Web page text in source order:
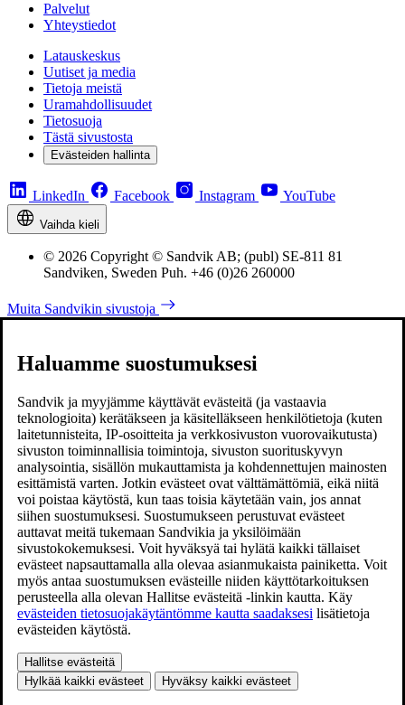
Palvelut
Yhteystiedot
Latauskeskus
Uutiset ja media
Tietoja meistä
Uramahdollisuudet
Tietosuoja
Tästä sivustosta
Evästeiden hallinta
LinkedIn Facebook Instagram YouTube
Vaihda kieli
© 2026 Copyright © Sandvik AB; (publ) SE-811 81
Sandviken, Sweden Puh. +46 (0)26 260000
Muita Sandvikin sivustoja
Haluamme suostumuksesi
Sandvik ja myyjämme käyttävät evästeitä (ja vastaavia
teknologioita) kerätäkseen ja käsitelläkseen henkilötietoja (kuten
laitetunnisteita, IP-osoitteita ja verkkosivuston vuorovaikutusta)
sivuston toiminnallisia toimintoja, sivuston suorituskyvyn
analysointia, sisällön mukauttamista ja kohdennettujen mainosten
esittämistä varten. Jotkin evästeet ovat välttämättömiä, eikä niitä
voi poistaa käytöstä, kun taas toisia käytetään vain, jos annat
siihen suostumuksesi. Suostumukseen perustuvat evästeet
auttavat meitä tukemaan Sandvikia ja yksilöimään
sivustokokemuksesi. Voit hyväksyä tai hylätä kaikki tällaiset
evästeet napsauttamalla alla olevaa asianmukaista painiketta. Voit
myös antaa suostumuksen evästeille niiden käyttötarkoituksen
perusteella alla olevan Hallitse evästeitä -linkin kautta. Käy
evästeiden tietosuojakäytäntömme kautta saadaksesi lisätietoja
evästeiden käytöstä.
Hallitse evästeitä
Hylkää kaikki evästeet
Hyväksy kaikki evästeet